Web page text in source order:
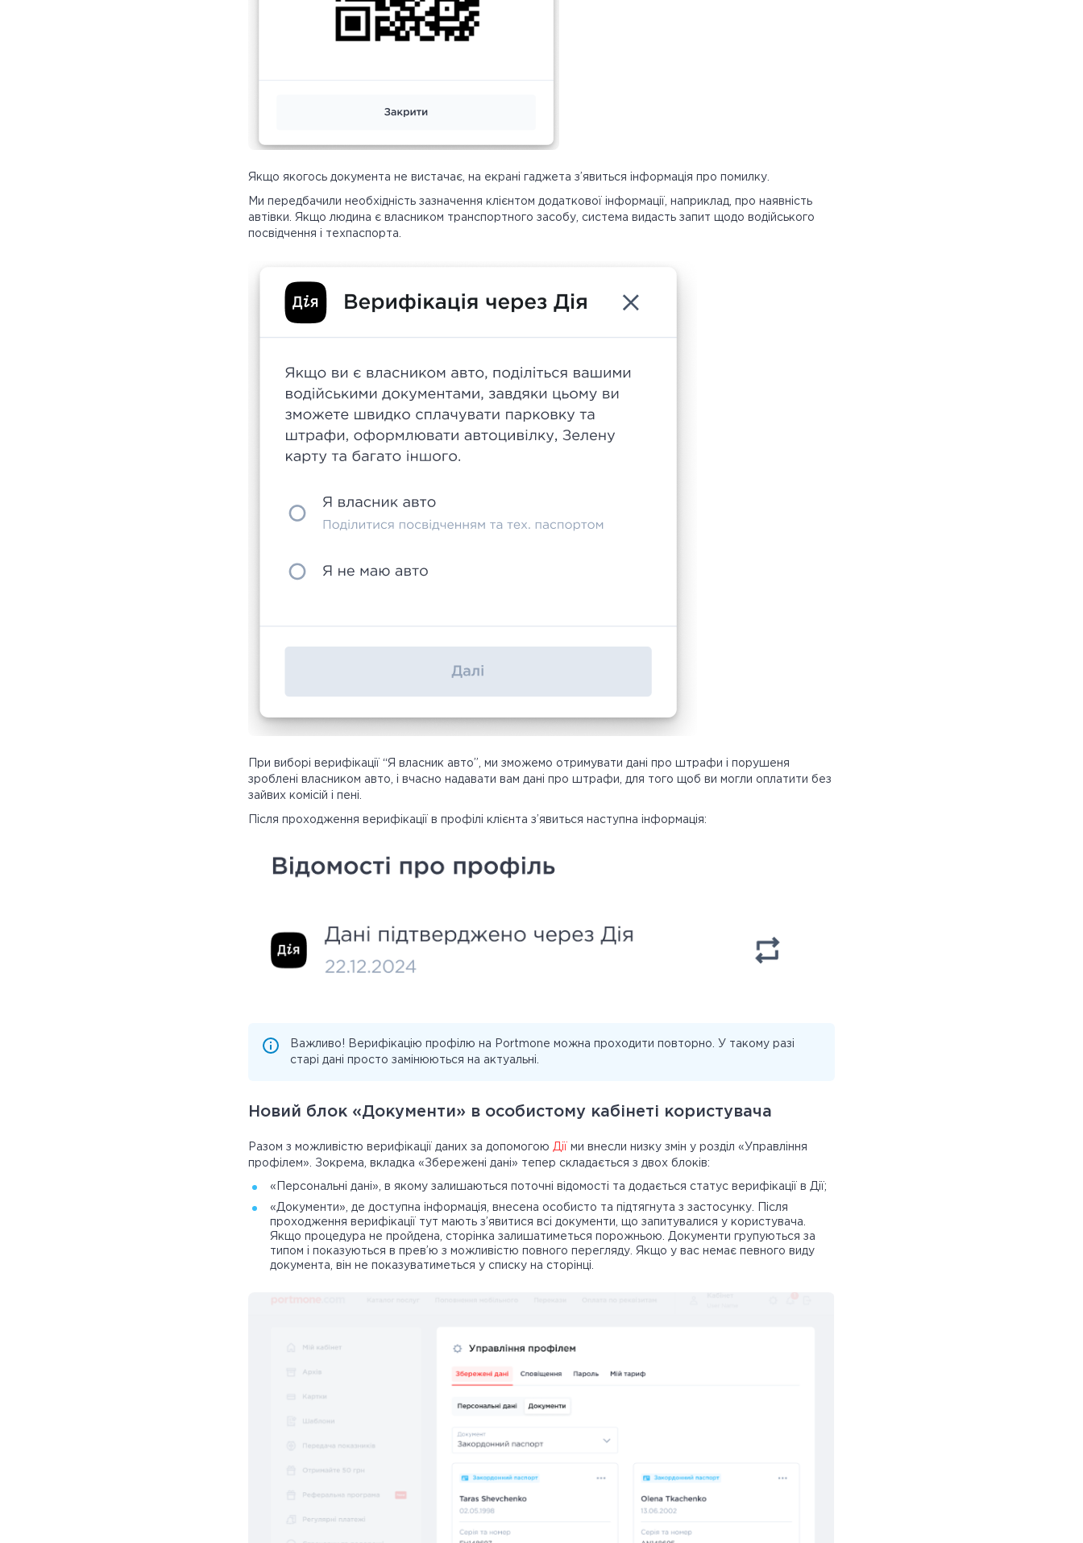
Якщо якогось документа не вистачає, на екрані гаджета з’явиться інформація про помилку.
Ми передбачили необхідність зазначення клієнтом додаткової інформації, наприклад, про наявність
автівки. Якщо людина є власником транспортного засобу, система видасть запит щодо водійського
посвідчення і техпаспорта.
При виборі верифікації “Я власник авто”, ми зможемо отримувати дані про штрафи і порушеня
зроблені власником авто, і вчасно надавати вам дані про штрафи, для того щоб ви могли оплатити без
зайвих комісій і пені.
Після проходження верифікації в профілі клієнта з’явиться наступна інформація:
Важливо! Верифікацію профілю на Portmone можна проходити повторно. У такому разі
старі дані просто замінюються на актуальні.
Новий блок «Документи» в особистому кабінеті користувача
Разом з можливістю верифікації даних за допомогою Дії ми внесли низку змін у розділ «Управління
профілем». Зокрема, вкладка «Збережені дані» тепер складається з двох блоків:
«Персональні дані», в якому залишаються поточні відомості та додається статус верифікації в Дії;
«Документи», де доступна інформація, внесена особисто та підтягнута з застосунку. Після
проходження верифікації тут мають з’явитися всі документи, що запитувалися у користувача.
Якщо процедура не пройдена, сторінка залишатиметься порожньою. Документи групуються за
типом і показуються в прев’ю з можливістю повного перегляду. Якщо у вас немає певного виду
документа, він не показуватиметься у списку на сторінці.